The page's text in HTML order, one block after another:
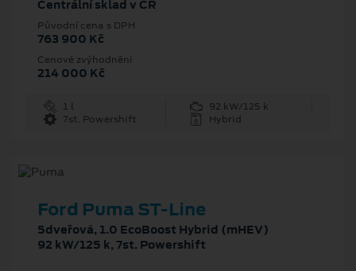
Centrální sklad v ČR
Původní cena s DPH
763 900 Kč
Cenové zvýhodnění
214 000 Kč
1 l
92 kW/125 k
7st. Powershift
Hybrid
Ford Puma ST-Line
5dveřová, 1.0 EcoBoost Hybrid (mHEV)
92 kW/125 k, 7st. Powershift